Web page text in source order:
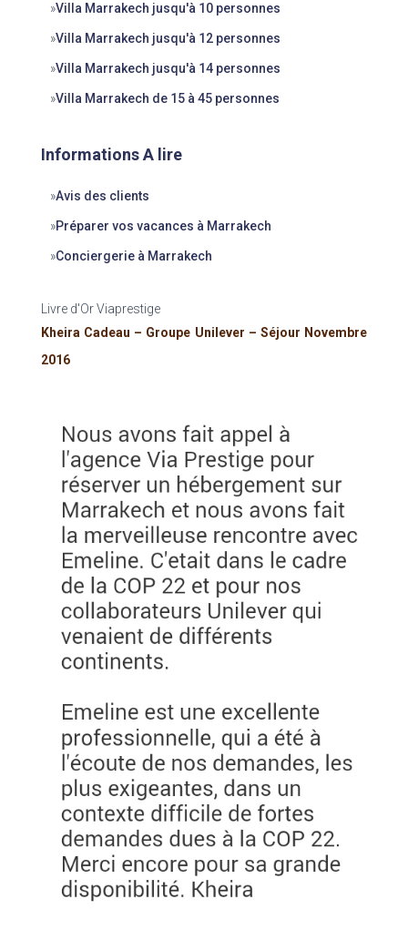
»Villa Marrakech jusqu'à 10 personnes
»Villa Marrakech jusqu'à 12 personnes
»Villa Marrakech jusqu'à 14 personnes
»Villa Marrakech de 15 à 45 personnes
Informations A lire
»Avis des clients
»Préparer vos vacances à Marrakech
»Conciergerie à Marrakech
Livre d'Or Viaprestige
Kheira Cadeau – Groupe Unilever – Séjour Novembre
2016